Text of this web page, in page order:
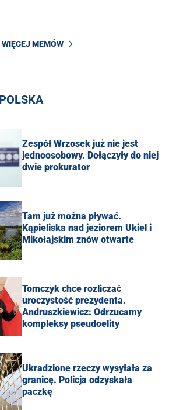
WIĘCEJ MEMÓW
Zespół Wrzosek już nie jest
jednoosobowy. Dołączyły do niej
dwie prokurator
Tam już można pływać.
Kąpieliska nad jeziorem Ukiel i
Mikołajskim znów otwarte
Tomczyk chce rozliczać
uroczystość prezydenta.
Andruszkiewicz: Odrzucamy
kompleksy pseudoelity
Ukradzione rzeczy wysyłała za
granicę. Policja odzyskała
paczkę